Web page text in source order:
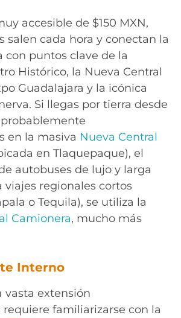
accesible de $150 MXN,
salen cada hora y conectan la
con puntos clave de la
Histórico, la Nueva Central
Guadalajara y la icónica
Si llegas por tierra desde
en la masiva Nueva Central
en Tlaquepaque), el
autobuses de lujo y larga
viajes regionales cortos
o Tequila), se utiliza la
Camionera, mucho más
Interno
vasta extensión
familiarizarse con la